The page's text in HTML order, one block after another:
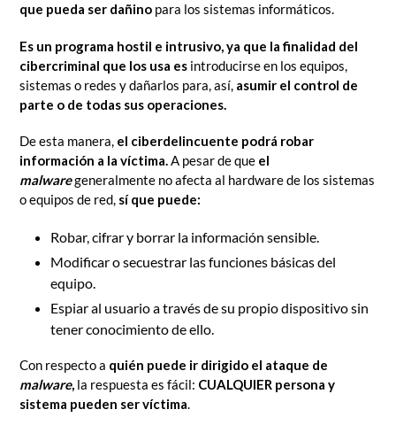
que pueda ser dañino para los sistemas informáticos.
Es un programa hostil e intrusivo, ya que la finalidad del
cibercriminal que los usa es introducirse en los equipos,
sistemas o redes y dañarlos para, así, asumir el control de
parte o de todas sus operaciones.
De esta manera, el ciberdelincuente podrá robar
información a la víctima.A pesar de que el
malwaregeneralmente no afecta al hardware de los sistemas
o equipos de red, sí que puede:
Robar, cifrar y borrar la información sensible.
Modificar o secuestrar las funciones básicas del
equipo.
Espiar al usuario a través de su propio dispositivo sin
tener conocimiento de ello.
Con respecto a quién puede ir dirigido el ataque de
malware, la respuesta es fácil: CUALQUIER persona y
sistema pueden ser víctima.